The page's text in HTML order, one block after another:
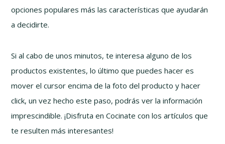
opciones populares más las características que ayudarán
a decidirte.
Si al cabo de unos minutos, te interesa alguno de los
productos existentes, lo último que puedes hacer es
mover el cursor encima de la foto del producto y hacer
click, un vez hecho este paso, podrás ver la información
imprescindible. ¡Disfruta en Cocinate con los artículos que
te resulten más interesantes!